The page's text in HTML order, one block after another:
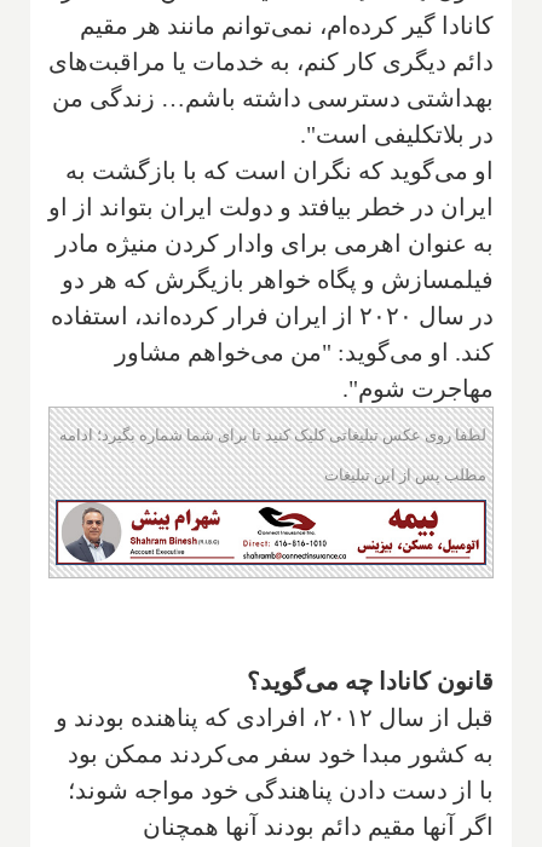
کانادا گیر کرده‌ام، نمی‌توانم مانند هر مقیم
دائم دیگری کار کنم، به خدمات یا مراقبت‌های
بهداشتی دسترسی داشته باشم… زندگی من
در بلاتکلیفی است".
او می‌گوید که نگران است که با بازگشت به
ایران در خطر بیافتد و دولت ایران بتواند از او
به عنوان اهرمی برای وادار کردن منیژه مادر
فیلمسازش و پگاه خواهر بازیگرش که هر دو
در سال ۲۰۲۰ از ایران فرار کرده‌اند، استفاده
کند. او می‌گوید: "من می‌خواهم مشاور
مهاجرت شوم".
لطفا روی عکس تبلیغاتی کلیک کنید تا برای شما شماره بگیرد؛ ادامه
مطلب پس از این تبلیغات
قانون کانادا چه می‌گوید؟
قبل از سال ۲۰۱۲، افرادی که پناهنده بودند و
به کشور مبدا خود سفر می‌کردند ممکن بود
با از دست دادن پناهندگی خود مواجه شوند؛
اگر آنها مقیم دائم بودند آنها همچنان